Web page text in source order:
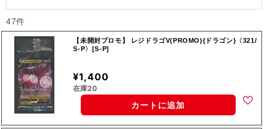
47件
【未開封プロモ】 レジドラゴV(PROMO){ドラゴン}〈321/
S-P〉[S-P]
¥1,400
在庫20
カートに追加